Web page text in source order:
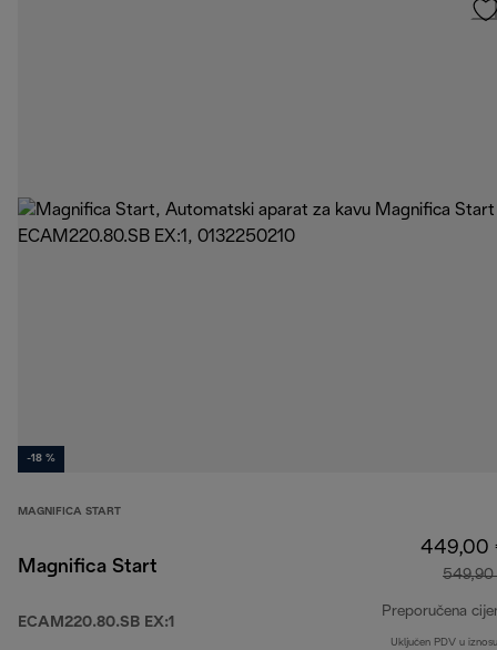
-18 %
MAGNIFICA START
Magnifica Start
ECAM220.80.SB EX:1
449,00
Preporučena
Uključen PDV u